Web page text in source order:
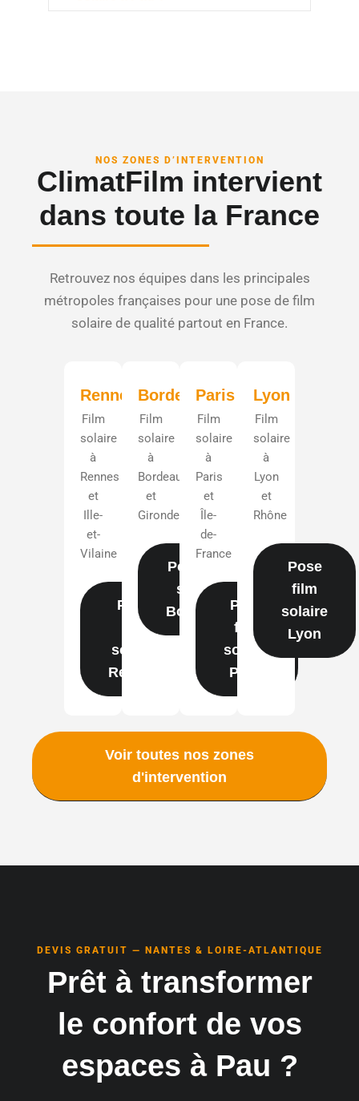
NOS ZONES D’INTERVENTION
ClimatFilm intervient
dans toute la France
Retrouvez nos équipes dans les principales
métropoles françaises pour une pose de film
solaire de qualité partout en France.
Rennes
Film
solaire
à
Rennes
et
Ille-
et-
Vilaine
Pose
film
solaire
Rennes
Bordeaux
Film
solaire
à
Bordeaux
et
Gironde
Pose film
solaire
Bordeaux
Paris
Film
solaire
à
Paris
et
Île-
de-
France
Pose
film
solaire
Paris
Lyon
Film
solaire
à
Lyon
et
Rhône
Pose
film
solaire
Lyon
Voir toutes nos zones
d'intervention
DEVIS GRATUIT — NANTES & LOIRE-ATLANTIQUE
Prêt à transformer
le confort de vos
espaces à Pau ?